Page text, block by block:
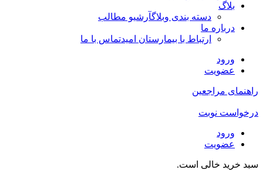
بلاگ
دسته بندی وبلاگآرشیو مطالب
درباره ما
ارتباط با بیمارستان امیدتماس با ما
ورود
عضویت
راهنمای مراجعین
درخواست نوبت
ورود
عضویت
سبد خرید خالی است.